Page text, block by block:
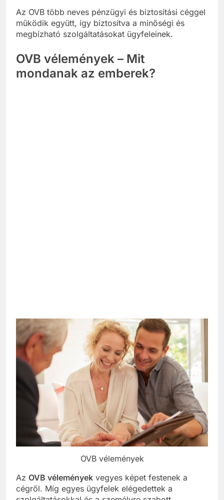
Az OVB több neves pénzügyi és biztosítási céggel
működik együtt, így biztosítva a minőségi és
megbízható szolgáltatásokat ügyfeleinek.
OVB vélemények – Mit
mondanak az emberek?
OVB vélemények
Az OVB vélemények vegyes képet festenek a
cégről. Míg egyes ügyfelek elégedettek a